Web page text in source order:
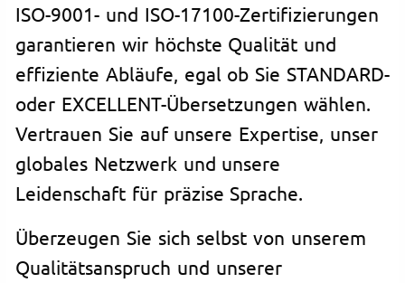
ISO-9001- und ISO-17100-Zertifizierungen
garantieren wir höchste Qualität und
effiziente Abläufe, egal ob Sie STANDARD-
oder EXCELLENT-Übersetzungen wählen.
Vertrauen Sie auf unsere Expertise, unser
globales Netzwerk und unsere
Leidenschaft für präzise Sprache.
Überzeugen Sie sich selbst von unserem
Qualitätsanspruch und unserer